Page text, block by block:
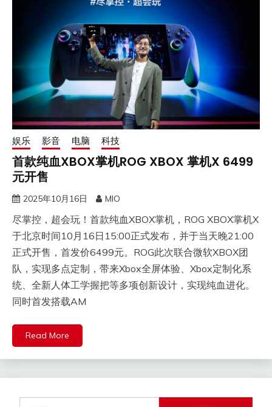
娱乐 影音 电脑 科技
首款纯血XBOX掌机ROG XBOX 掌机X 6499
元开售
2025年10月16日 MIO
尽掌控，超会玩！首款纯血XBOX掌机，ROG XBOX掌机X
于北京时间10月16日15:00正式发布，并于当天晚21:00
正式开售，首发价6499元。ROG此次联合微软XBOX团
队，实现多点定制，带来Xbox全屏体验、Xbox定制化系
统、全新人体工学握把等多项创新设计，实现纯血进化。
同时首发搭载AM
Read More